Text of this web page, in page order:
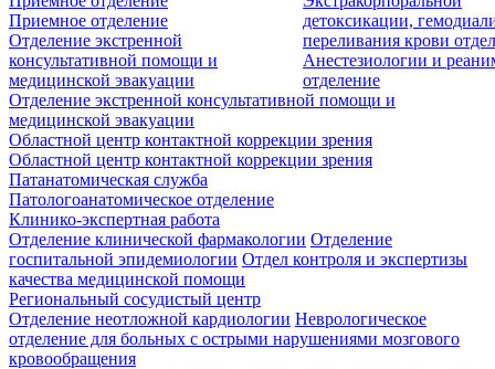
детоксикации,
переливания крови
Анестезиологии и
отделение
Приемное отделение
Отделение экстренной
консультативной помощи и
медицинской эвакуации
Отделение экстренной консультативной помощи и
медицинской эвакуации
Областной центр контактной коррекции зрения
Областной центр контактной коррекции зрения
Патанатомическая служба
Патологоанатомическое отделение
Клинико-экспертная работа
Отделение клинической фармакологии Отделение
госпитальной эпидемиологии Отдел контроля и экспертизы
качества медицинской помощи
Региональный сосудистый центр
Отделение неотложной кардиологии Неврологическое
отделение для больных с острыми нарушениями мозгового
кровообращения